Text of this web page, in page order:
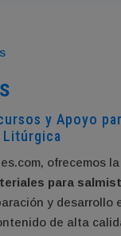
y Apoyo
Litúrgica
ofrecemos
para
y desarrollo
de alta